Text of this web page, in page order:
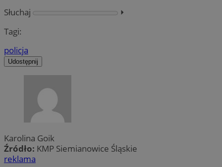
Słuchaj
⏵︎
Tagi:
policja
Udostępnij
Karolina Goik
Źródło: KMP Siemianowice Śląskie
reklama